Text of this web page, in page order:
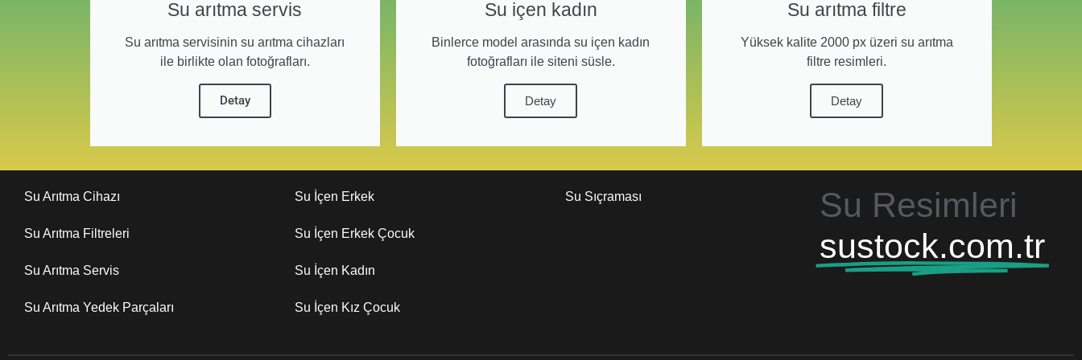
Su arıtma servis
Su arıtma servisinin su arıtma cihazları
ile birlikte olan fotoğrafları.
Detay
Su içen kadın
Binlerce model arasında su içen kadın
fotoğrafları ile siteni süsle.
Detay
Su arıtma filtre
Yüksek kalite 2000 px üzeri su arıtma
filtre resimleri.
Detay
Su Arıtma Cihazı
Su Arıtma Filtreleri
Su Arıtma Servis
Su Arıtma Yedek Parçaları
Su İçen Erkek
Su İçen Erkek Çocuk
Su İçen Kadın
Su İçen Kız Çocuk
Su Sıçraması
Su Resimleri
sustock.com.tr